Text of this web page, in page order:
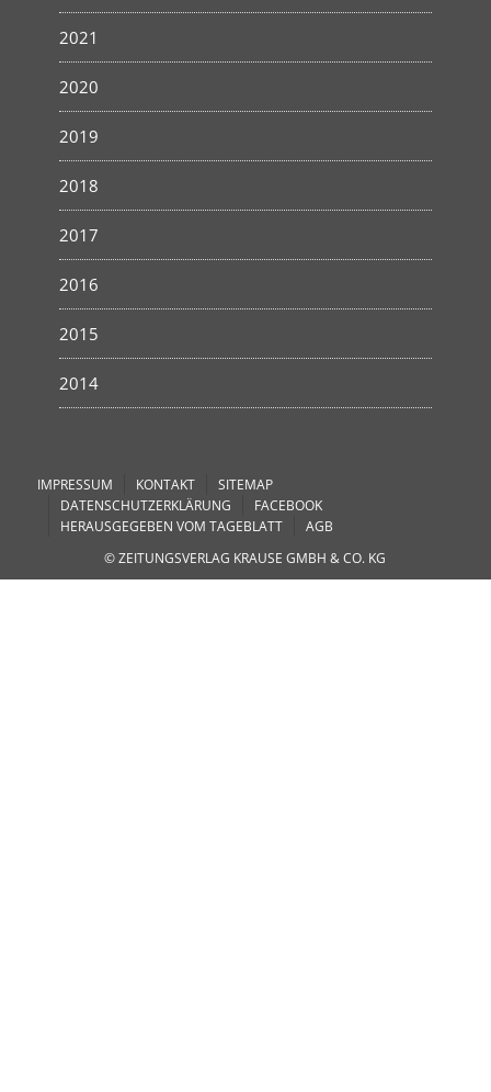
2021
2020
2019
2018
2017
2016
2015
2014
IMPRESSUM KONTAKT
SITEMAP
DATENSCHUTZERKLÄRUNG
FACEBOOK
HERAUSGEGEBEN VOM TAGEBLATT
AGB
© ZEITUNGSVERLAG KRAUSE GMBH & CO. KG